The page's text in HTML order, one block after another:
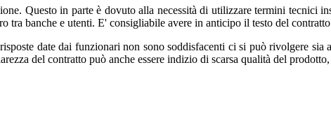
Questo in parte è dovuto alla necessità di utilizzare termini tecnici
tra banche e utenti. E' consigliabile avere in anticipo il testo del
date dai funzionari non sono soddisfacenti ci si può rivolgere
del contratto può anche essere indizio di scarsa qualità del